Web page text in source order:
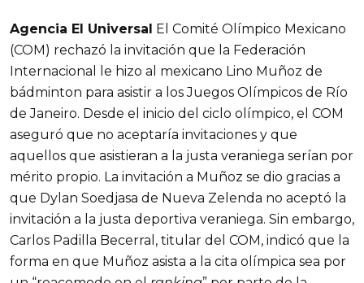
Agencia El Universal El Comité Olímpico Mexicano
(COM) rechazó la invitación que la Federación
Internacional le hizo al mexicano Lino Muñoz de
bádminton para asistir a los Juegos Olímpicos de Río
de Janeiro. Desde el inicio del ciclo olímpico, el COM
aseguró que no aceptaría invitaciones y que
aquellos que asistieran a la justa veraniega serían por
mérito propio. La invitación a Muñoz se dio gracias a
que Dylan Soedjasa de Nueva Zelenda no aceptó la
invitación a la justa deportiva veraniega. Sin embargo,
Carlos Padilla Becerral, titular del COM, indicó que la
forma en que Muñoz asista a la cita olímpica sea por